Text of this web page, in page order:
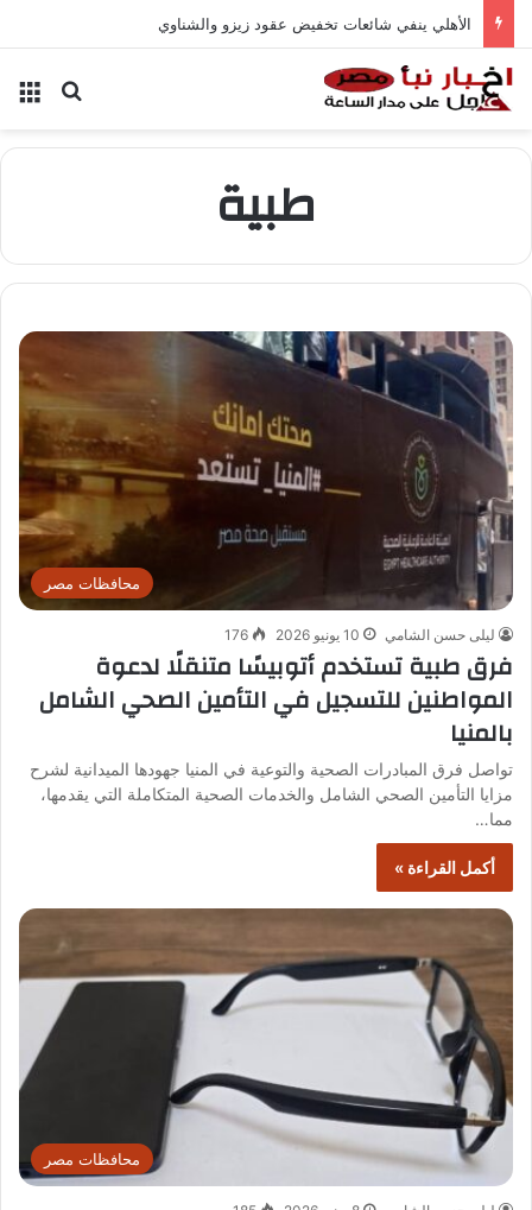
الأهلي ينفي شائعات تخفيض عقود زيزو والشناوي
بحث
طبية
محافظات مصر
ليلى حسن الشامي 10 يونيو 2026 176
فرق طبية تستخدم أتوبيسًا متنقلًا لدعوة
المواطنين للتسجيل في التأمين الصحي الشامل
بالمنيا
تواصل فرق المبادرات الصحية والتوعية في المنيا جهودها الميدانية لشرح
مزايا التأمين الصحي الشامل والخدمات الصحية المتكاملة التي يقدمها،
مما…
أكمل القراءة »
محافظات مصر